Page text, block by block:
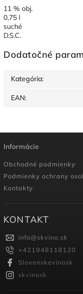
11 % obj.
0,75 l
suché
D.S.C.
Dodatočné
Kategória:
EAN:
Informácie
Obchodné podmienky
Podmienky ochrany
Kontakty
KONTAKT
info@skvino.sk
+421948118120
Slovenskevinosk
skvinosk